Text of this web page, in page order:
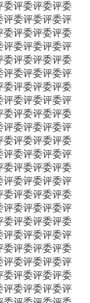
委评委评委评委
评委评委评委评
委评委评委评委
评委评委评委评
委评委评委评委
评委评委评委评
委评委评委评委
评委评委评委评
委评委评委评委
评委评委评委评
委评委评委评委
评委评委评委评
委评委评委评委
评委评委评委评
委评委评委评委
评委评委评委评
委评委评委评委
评委评委评委评
委评委评委评委
评委评委评委评
委评委评委评委
评委评委评委评